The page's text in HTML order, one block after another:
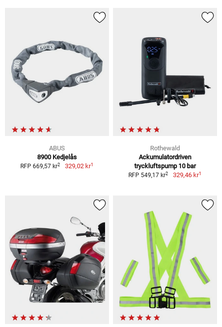
ABUS
8900 Kedjelås
RFP 669,57 kr2 329,02 kr1
Rothewald
Ackumulatordriven
tryckluftspump 10 bar
RFP 549,17 kr2 329,46 kr1